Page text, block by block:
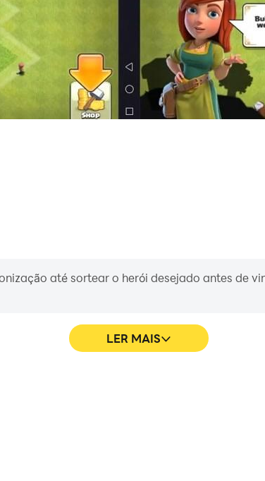
até sortear o herói desejado antes de
LER MAIS